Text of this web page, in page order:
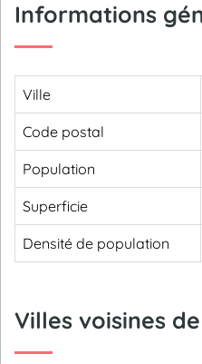
Informations
Ville
Code postal
Population
Superficie
Densité de population
Villes voisines